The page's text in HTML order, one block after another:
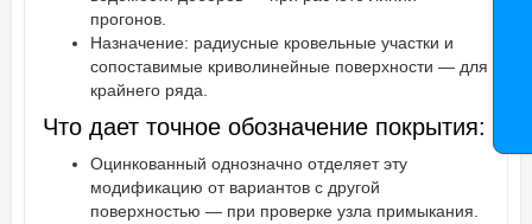
прогонов.
Назначение: радиусные кровельные участки и
сопоставимые криволинейные поверхности — для
крайнего ряда.
Что дает точное обозначение покрытия:
Оцинкованный однозначно отделяет эту
модификацию от вариантов с другой
поверхностью — при проверке узла примыкания.